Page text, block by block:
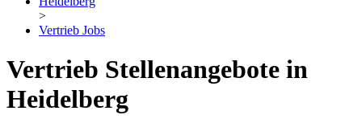
>
Vertrieb Jobs
Vertrieb Stellenangebote in
Heidelberg